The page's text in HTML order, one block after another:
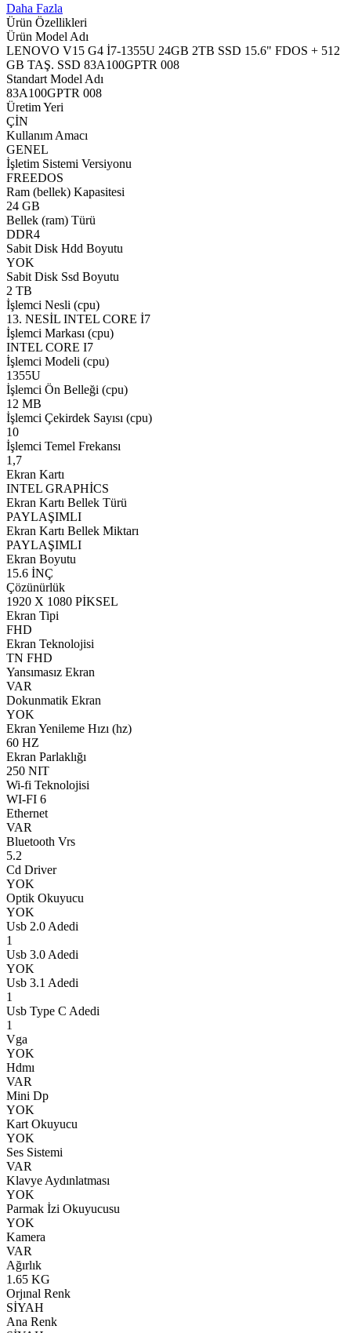
Daha Fazla
Ürün Özellikleri
Ürün Model Adı
LENOVO V15 G4 İ7-1355U 24GB 2TB SSD 15.6" FDOS + 512
GB TAŞ. SSD 83A100GPTR 008
Standart Model Adı
83A100GPTR 008
Üretim Yeri
ÇİN
Kullanım Amacı
GENEL
İşletim Sistemi Versiyonu
FREEDOS
Ram (bellek) Kapasitesi
24 GB
Bellek (ram) Türü
DDR4
Sabit Disk Hdd Boyutu
YOK
Sabit Disk Ssd Boyutu
2 TB
İşlemci Nesli (cpu)
13. NESİL INTEL CORE İ7
İşlemci Markası (cpu)
INTEL CORE I7
İşlemci Modeli (cpu)
1355U
İşlemci Ön Belleği (cpu)
12 MB
İşlemci Çekirdek Sayısı (cpu)
10
İşlemci Temel Frekansı
1,7
Ekran Kartı
INTEL GRAPHİCS
Ekran Kartı Bellek Türü
PAYLAŞIMLI
Ekran Kartı Bellek Miktarı
PAYLAŞIMLI
Ekran Boyutu
15.6 İNÇ
Çözünürlük
1920 X 1080 PİKSEL
Ekran Tipi
FHD
Ekran Teknolojisi
TN FHD
Yansımasız Ekran
VAR
Dokunmatik Ekran
YOK
Ekran Yenileme Hızı (hz)
60 HZ
Ekran Parlaklığı
250 NIT
Wi-fi Teknolojisi
WI-FI 6
Ethernet
VAR
Bluetooth Vrs
5.2
Cd Driver
YOK
Optik Okuyucu
YOK
Usb 2.0 Adedi
1
Usb 3.0 Adedi
YOK
Usb 3.1 Adedi
1
Usb Type C Adedi
1
Vga
YOK
Hdmı
VAR
Mini Dp
YOK
Kart Okuyucu
YOK
Ses Sistemi
VAR
Klavye Aydınlatması
YOK
Parmak İzi Okuyucusu
YOK
Kamera
VAR
Ağırlık
1.65 KG
Orjınal Renk
SİYAH
Ana Renk